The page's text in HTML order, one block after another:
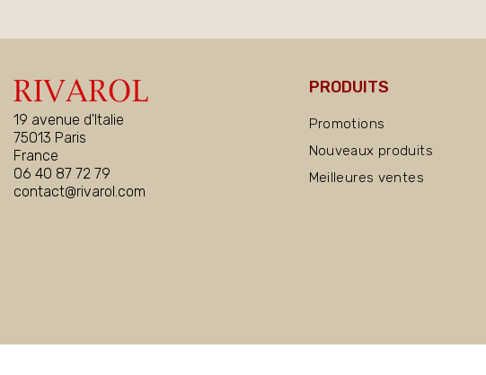
19 avenue d'Italie
75013 Paris
France
06 40 87 72 79
contact@rivarol.com
PRODUITS
Promotions
Nouveaux produits
Meilleures ventes